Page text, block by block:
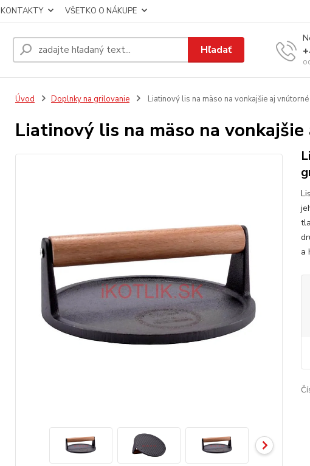
KONTAKTY VŠETKO O NÁKUPE
Hľadať
Úvod Doplnky na grilovanie Liatinový lis na mäso na vonkajšie aj
Liatinový lis na mäso na
a